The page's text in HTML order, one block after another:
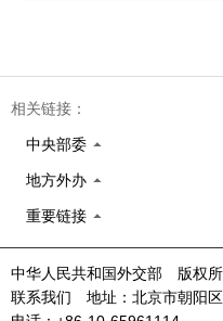
相关链接：
中央部委
地方外办
重要链接
中华人民共和国外交部 版权
联系我们 地址：北京市朝阳